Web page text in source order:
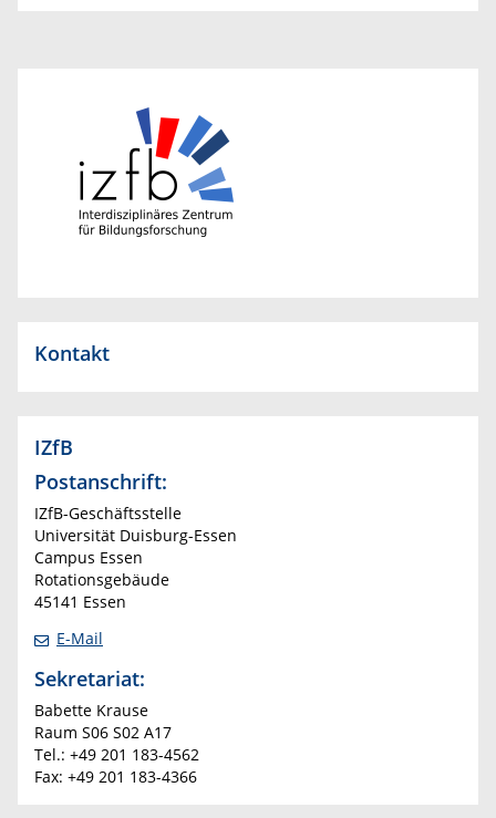
Kontakt
IZfB
Postanschrift:
IZfB-Geschäftsstelle
Universität Duisburg-Essen
Campus Essen
Rotationsgebäude
45141 Essen
E-Mail
Sekretariat:
Babette Krause
Raum S06 S02 A17
Tel.: +49 201 183-4562
Fax: +49 201 183-4366